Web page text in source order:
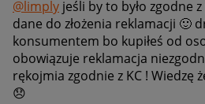
@limply jeśli by to było zgodne
dane do złożenia reklamacji 🙂
konsumentem bo kupiłeś od
obowiązuje reklamacja
rękojmia zgodnie z KC ! Wiedzę
😞